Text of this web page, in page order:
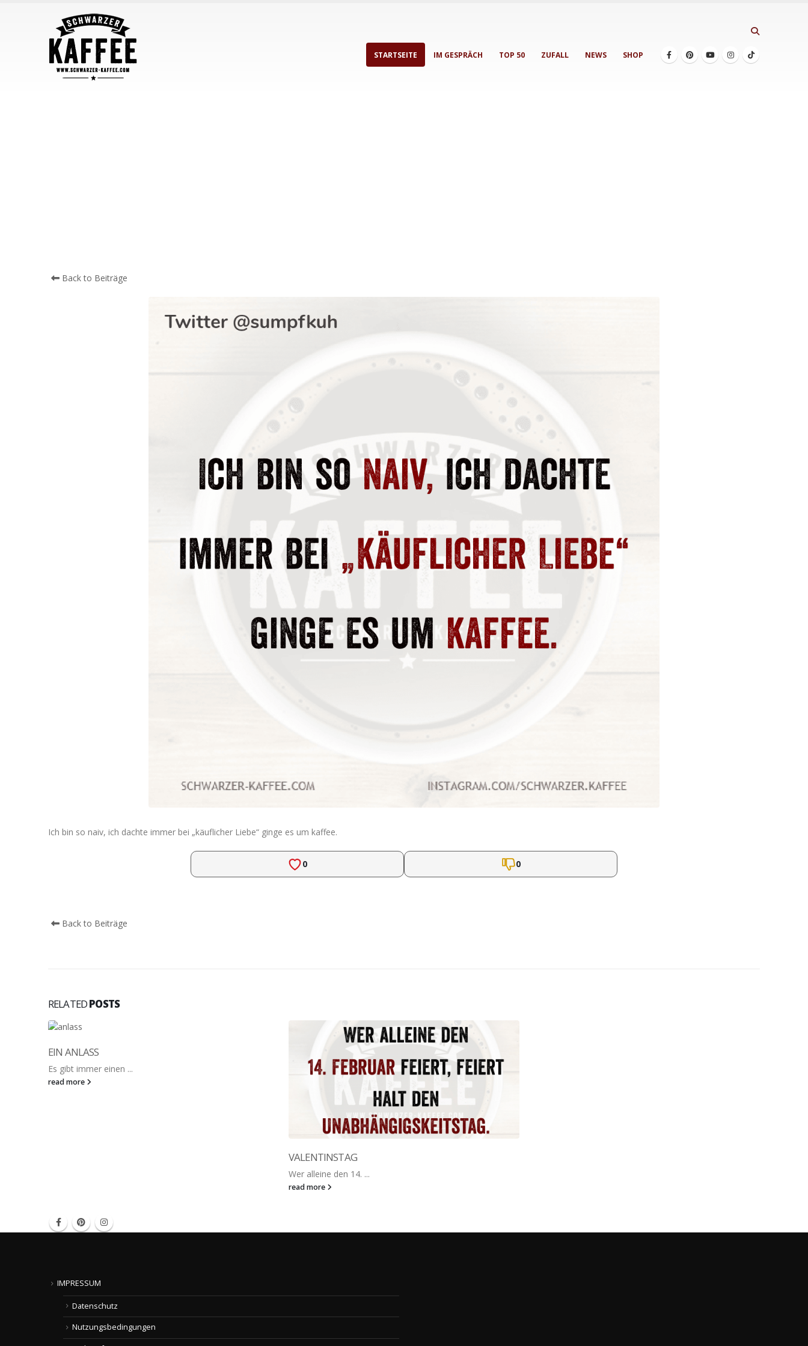
STARTSEITE IM GESPRÄCH TOP 50 ZUFALL NEWS SHOP
Back to Beiträge
Ich bin so naiv, ich dachte immer bei „käuflicher Liebe“ ginge es um kaffee.
0 0
Back to Beiträge
RELATEDPOSTS
EIN ANLASS
Es gibt immer einen ...
read more
VALENTINSTAG
Wer alleine den 14. ...
read more
IMPRESSUM
Datenschutz
Nutzungsbedingungen